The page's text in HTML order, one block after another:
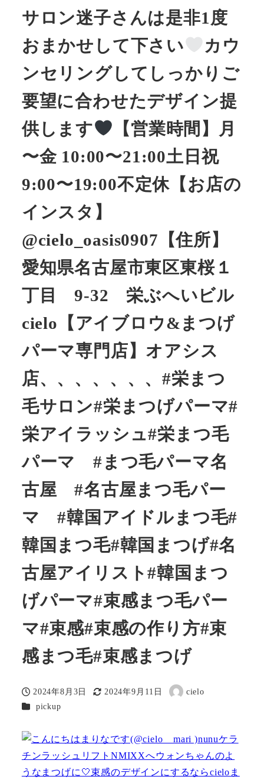
サロン迷子さんは是非1度
おまかせして下さい
カウ
ンセリングしてしっかりご
要望に合わせたデザイン提
供します
【営業時間】月
〜金 10:00〜21:00土日祝
9:00〜19:00不定休【お店の
インスタ】
@cielo_oasis0907【住所】
愛知県名古屋市東区東桜１
丁目 9-32 栄ぶへいビル
cielo【アイブロウ&まつげ
パーマ専門店】オアシス
店、、、、、、、#栄まつ
毛サロン#栄まつげパーマ#
栄アイラッシュ#栄まつ毛
パーマ #まつ毛パーマ名
古屋 #名古屋まつ毛パー
マ #韓国アイドルまつ毛#
韓国まつ毛#韓国まつげ#名
古屋アイリスト#韓国まつ
げパーマ#束感まつ毛パー
マ#束感#束感の作り方#束
感まつ毛#束感まつげ
投稿日
2024年8月3日
更新日
2024年9月11日
著
cielo
カテゴリー
pickup